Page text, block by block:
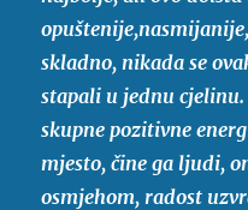
skladno, nikada se
stapali u jednu
skupne pozitivne
mjesto, čine ga ljudi,
osmjehom, radost